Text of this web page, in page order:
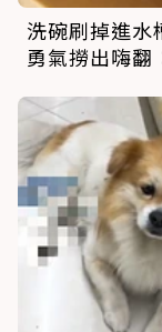
洗碗刷掉進水
勇氣撈出嗨翻